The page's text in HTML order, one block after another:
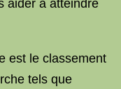
aider à atteindre
est le classement
tels que